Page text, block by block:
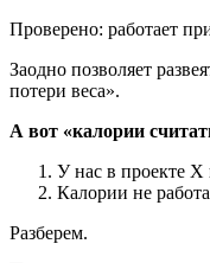
Проверено: работает
Заодно позволяет
потери веса».
А вот «калории
У нас в проекте X
Калории не
Разберем.